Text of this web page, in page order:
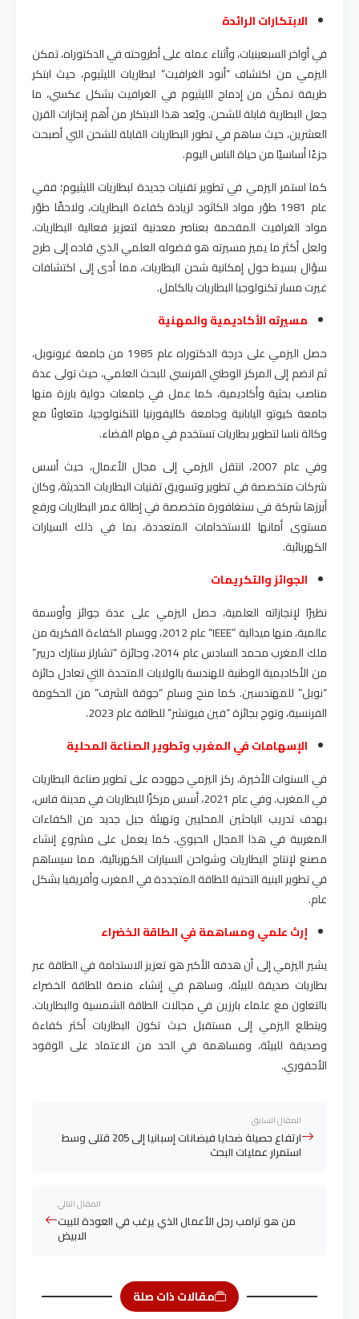
الابتكارات الرائدة
في أواخر السبعينيات، وأثناء عمله على أطروحته في الدكتوراه، تمكن
اليزمي من اكتشاف “أنود الغرافيت” لبطاريات الليثيوم، حيث ابتكر
طريقة تمكّن من إدماج الليثيوم في الغرافيت بشكل عكسي، ما
جعل البطارية قابلة للشحن. ويُعد هذا الابتكار من أهم إنجازات القرن
العشرين، حيث ساهم في تطور البطاريات القابلة للشحن التي أصبحت
جزءًا أساسيًا من حياة الناس اليوم.
كما استمر اليزمي في تطوير تقنيات جديدة لبطاريات الليثيوم؛ ففي
عام 1981 طوّر مواد الكاثود لزيادة كفاءة البطاريات، ولاحقًا طوّر
مواد الغرافيت المقحمة بعناصر معدنية لتعزيز فعالية البطاريات.
ولعل أكثر ما يميز مسيرته هو فضوله العلمي الذي قاده إلى طرح
سؤال بسيط حول إمكانية شحن البطاريات، مما أدى إلى اكتشافات
غيرت مسار تكنولوجيا البطاريات بالكامل.
مسيرته الأكاديمية والمهنية
حصل اليزمي على درجة الدكتوراه عام 1985 من جامعة غرونوبل،
ثم انضم إلى المركز الوطني الفرنسي للبحث العلمي، حيث تولى عدة
مناصب بحثية وأكاديمية، كما عمل في جامعات دولية بارزة منها
جامعة كيوتو اليابانية وجامعة كاليفورنيا للتكنولوجيا، متعاونًا مع
وكالة ناسا لتطوير بطاريات تستخدم في مهام الفضاء.
وفي عام 2007، انتقل اليزمي إلى مجال الأعمال، حيث أسس
شركات متخصصة في تطوير وتسويق تقنيات البطاريات الحديثة، وكان
أبرزها شركة في سنغافورة متخصصة في إطالة عمر البطاريات ورفع
مستوى أمانها للاستخدامات المتعددة، بما في ذلك السيارات
الكهربائية.
الجوائز والتكريمات
نظيرًا لإنجازاته العلمية، حصل اليزمي على عدة جوائز وأوسمة
عالمية، منها ميدالية“IEEE”
عام 2012، ووسام الكفاءة الفكرية من
ملك المغرب محمد السادس عام 2014، وجائزة “تشارلز ستارك دريبر”
من الأكاديمية الوطنية للهندسة بالولايات المتحدة التي تعادل جائزة
“نوبل” للمهندسين. كما منح وسام “جوقة الشرف” من الحكومة
الفرنسية، وتوج بجائزة “فين فيوتشر” للطاقة عام 2023
.
الإسهامات في المغرب وتطوير الصناعة المحلية
في السنوات الأخيرة، ركز اليزمي جهوده على تطوير صناعة البطاريات
في المغرب. وفي عام 2021، أسس مركزًا للبطاريات في مدينة فاس،
بهدف تدريب الباحثين المحليين وتهيئة جيل جديد من الكفاءات
المغربية في هذا المجال الحيوي. كما يعمل على مشروع إنشاء
مصنع لإنتاج البطاريات وشواحن السيارات الكهربائية، مما سيساهم
في تطوير البنية التحتية للطاقة المتجددة في المغرب وأفريقيا بشكل
عام.
إرث علمي ومساهمة في الطاقة الخضراء
يشير اليزمي إلى أن هدفه الأكبر هو تعزيز الاستدامة في الطاقة عبر
بطاريات صديقة للبيئة، وساهم في إنشاء منصة للطاقة الخضراء
بالتعاون مع علماء بارزين في مجالات الطاقة الشمسية والبطاريات.
ويتطلع اليزمي إلى مستقبل حيث تكون البطاريات أكثر كفاءة
وصديقة للبيئة، ومساهمة في الحد من الاعتماد على الوقود
الأحفوري.
المقال السابق
ارتفاع حصيلة ضحايا فيضانات إسبانيا إلى 205 قتلى وسط
استمرار عمليات البحث
المقال التالي
من هو ترامب رجل الأعمال الذي يرغب في العودة للبيت
الابيض
مقالات ذات صلة